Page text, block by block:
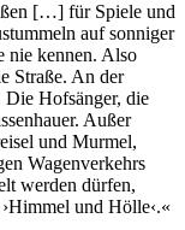
[…] für Spiele und
auf sonniger
nie kennen. Also
Straße. An der
Die Hofsänger, die
Außer
und Murmel,
Wagenverkehrs
werden dürfen,
und Hölle‹.«